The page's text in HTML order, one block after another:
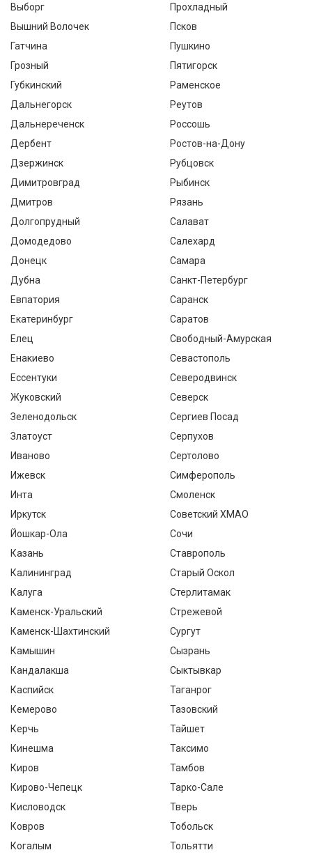
Выборг
Вышний Волочек
Гатчина
Грозный
Губкинский
Дальнегорск
Дальнереченск
Дербент
Дзержинск
Димитровград
Дмитров
Долгопрудный
Домодедово
Донецк
Дубна
Евпатория
Екатеринбург
Елец
Енакиево
Ессентуки
Жуковский
Зеленодольск
Златоуст
Иваново
Ижевск
Инта
Иркутск
Йошкар-Ола
Казань
Калининград
Калуга
Каменск-Уральский
Каменск-Шахтинский
Камышин
Кандалакша
Каспийск
Кемерово
Керчь
Кинешма
Киров
Кирово-Чепецк
Кисловодск
Ковров
Когалым
Прохладный
Псков
Пушкино
Пятигорск
Раменское
Реутов
Россошь
Ростов-на-Дону
Рубцовск
Рыбинск
Рязань
Салават
Салехард
Самара
Санкт-Петербург
Саранск
Саратов
Свободный-Амурская
Севастополь
Северодвинск
Северск
Сергиев Посад
Серпухов
Сертолово
Симферополь
Смоленск
Советский ХМАО
Сочи
Ставрополь
Старый Оскол
Стерлитамак
Стрежевой
Сургут
Сызрань
Сыктывкар
Таганрог
Тазовский
Тайшет
Таксимо
Тамбов
Тарко-Сале
Тверь
Тобольск
Тольятти